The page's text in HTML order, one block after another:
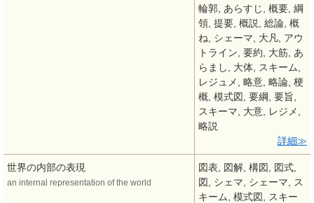
輪郭, あらすじ, 概要, 綱
領, 提要, 概説, 総論, 概
ね, シェーマ, 大凡, アウ
トライン, 要約, 大筋, あ
らまし, 大体, スキーム,
レジュメ, 略意, 略論, 梗
概, 模式図, 要綱, 要旨,
スキーマ, 大意, レジメ,
略説
詳細
世界の内部の表現
an internal representation of the world
図表, 図解, 構図, 図式,
図, シェマ, シェーマ, ス
キーム, 模式図, スキー